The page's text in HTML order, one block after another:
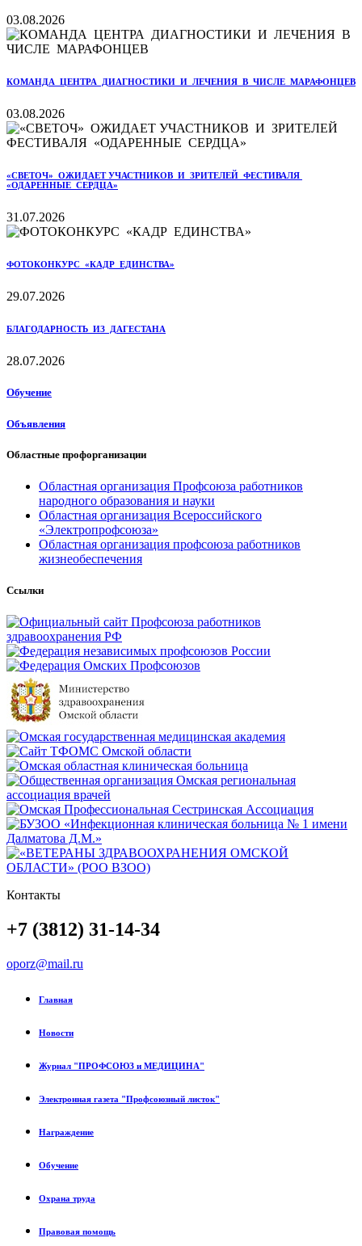
03.08.2026
КОМАНДА ЦЕНТРА ДИАГНОСТИКИ И ЛЕЧЕНИЯ В ЧИСЛЕ МАРАФОНЦЕВ
03.08.2026
«СВЕТОЧ» ОЖИДАЕТ УЧАСТНИКОВ И ЗРИТЕЛЕЙ ФЕСТИВАЛЯ
«ОДАРЕННЫЕ СЕРДЦА»
31.07.2026
ФОТОКОНКУРС «КАДР ЕДИНСТВА»
29.07.2026
БЛАГОДАРНОСТЬ ИЗ ДАГЕСТАНА
28.07.2026
Обучение
Объявления
Областные профорганизации
Областная организация Профсоюза работников
народного образования и науки
Областная организация Всероссийского
«Электропрофсоюза»
Областная организация профсоюза работников
жизнеобеспечения
Ссылки
Контакты
+7 (3812) 31-14-34
oporz@mail.ru
Главная
Новости
Журнал "ПРОФСОЮЗ и МЕДИЦИНА"
Электронная газета "Профсоюзный листок"
Награждение
Обучение
Охрана труда
Правовая помощь